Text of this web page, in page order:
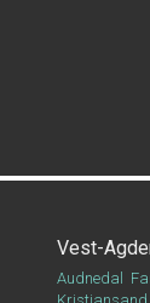
Vest-
Audnedal